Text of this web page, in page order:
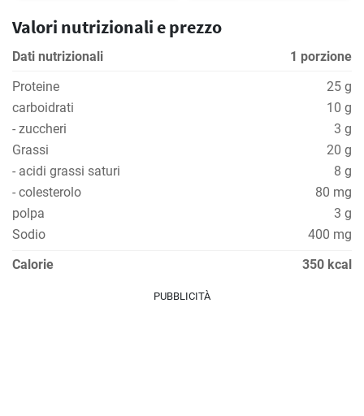
Valori nutrizionali e prezzo
Dati nutrizionali
1 porzione
Proteine
25 g
carboidrati
10 g
- zuccheri
3 g
Grassi
20 g
- acidi grassi saturi
8 g
- colesterolo
80 mg
polpa
3 g
Sodio
400 mg
Calorie
350 kcal
PUBBLICITÀ